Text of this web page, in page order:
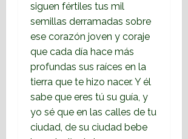
siguen fértiles tus mil
semillas derramadas sobre
ese corazón joven y coraje
que cada día hace más
profundas sus raíces en la
tierra que te hizo nacer. Y él
sabe que eres tú su guía, y
yo sé que en las calles de tu
ciudad, de su ciudad bebe